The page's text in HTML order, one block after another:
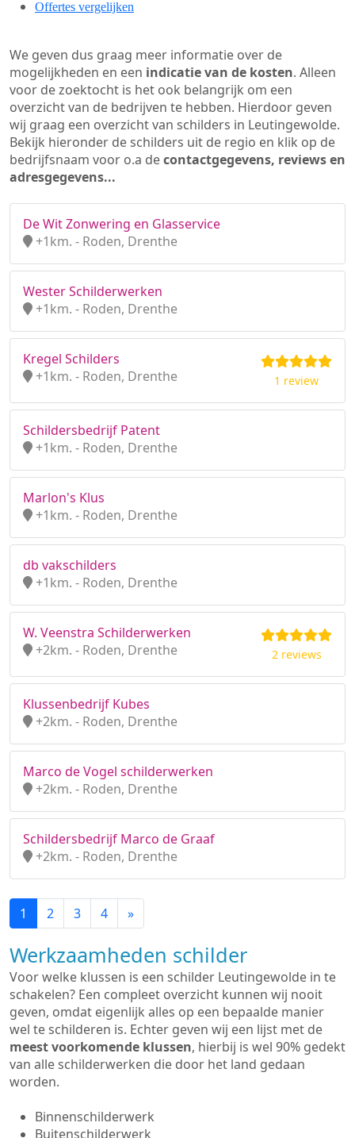
Offertes vergelijken
We geven dus graag meer informatie over de
mogelijkheden en een indicatie van de kosten. Alleen
voor de zoektocht is het ook belangrijk om een
overzicht van de bedrijven te hebben. Hierdoor geven
wij graag een overzicht van schilders in Leutingewolde.
Bekijk hieronder de schilders uit de regio en klik op de
bedrijfsnaam voor o.a decontactgegevens, reviews en
adresgegevens...
De Wit Zonwering en Glasservice
+1km. - Roden, Drenthe
Wester Schilderwerken
+1km. - Roden, Drenthe
Kregel Schilders
+1km. - Roden, Drenthe
1 review
Schildersbedrijf Patent
+1km. - Roden, Drenthe
Marlon's Klus
+1km. - Roden, Drenthe
db vakschilders
+1km. - Roden, Drenthe
W. Veenstra Schilderwerken
+2km. - Roden, Drenthe
2 reviews
Klussenbedrijf Kubes
+2km. - Roden, Drenthe
Marco de Vogel schilderwerken
+2km. - Roden, Drenthe
Schildersbedrijf Marco de Graaf
+2km. - Roden, Drenthe
1 2 3 4 »
Werkzaamheden schilder
Voor welke klussen is een schilder Leutingewolde in te
schakelen? Een compleet overzicht kunnen wij nooit
geven, omdat eigenlijk alles op een bepaalde manier
wel te schilderen is. Echter geven wij een lijst met de
meest voorkomende klussen, hierbij is wel 90% gedekt
van alle schilderwerken die door het land gedaan
worden.
Binnenschilderwerk
Buitenschilderwerk